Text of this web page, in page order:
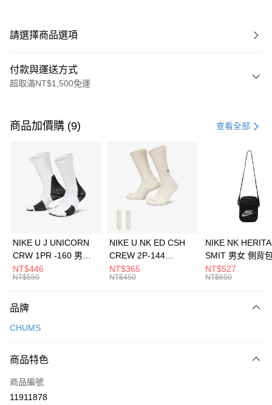
請選擇商品選項
付款與運送方式
超取滿NT$1,500免運
信用卡一次付款
3 期 0 利率 每期 21家銀行
合作金庫商業銀行
第一商業銀行
華南商業銀行
彰化商業銀行
上海商業儲蓄銀行
元大商業銀行
台灣樂天信用卡公司
Apple Pay
全盈+PAY
AFTEE先享後付
【關於「AFTEE先享後付」】
便利好安心！
３．安心：先確認商品／服務後，再付款。
【「AFTEE先享後付」結帳流程】
１．於結帳方式選擇「AFTEE先享後付」後，將跳轉至「AFTEE先享後付」
運送方式
每筆NT$100，滿NT$1,500(含以上)免運費
宅配
每筆NT$100，滿NT$1,500(含以上)免運費
商品加價購 (9) 查看全部
NIKE U J UNICORN
CRW 1PR -160 男女
中統襪 FZ3393100
NT$446
NT$550
NIKE U NK ED CSH
CREW 2P-144
EMBRDY 男女 短統襪
FZ3073133
NT$365
NT$450
NIKE NK
SMIT 男女 側背
BA5871010
NT$527
NT$650
品牌
CHUMS
商品特色
商品編號
11911878